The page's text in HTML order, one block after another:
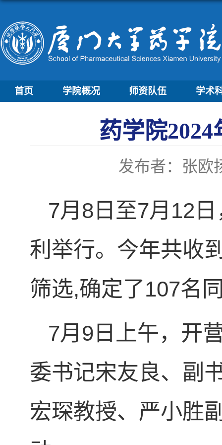
首页 学院概况 师资队伍 学术
药学院
发布者：张欧
7月8日至7月12
利举行。今年共收
筛选,确定了107名
7月9日上午，开
委书记宋友良、副
宏琛教授、严小胜